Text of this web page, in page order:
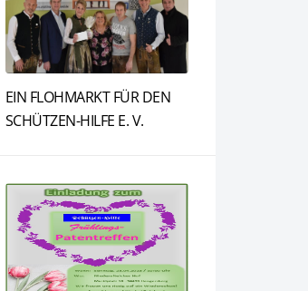
EIN FLOHMARKT FÜR DEN
SCHÜTZEN-HILFE E. V.